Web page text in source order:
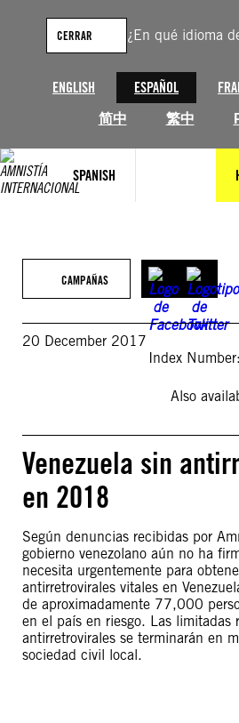
¿En qué idioma
ENGLISH ESPAÑOL
简中
繁中
CERRAR
SPANISH
contenido
CAMPAÑAS
20 December 2017
Index
Also
Venezuela sin
en 2018
Según denuncias recibidas por
gobierno venezolano aún no ha
necesita urgentemente para
antirretrovirales vitales en
de aproximadamente 77,000
en el país en riesgo. Las limitadas
antirretrovirales se terminarán en
sociedad civil local.